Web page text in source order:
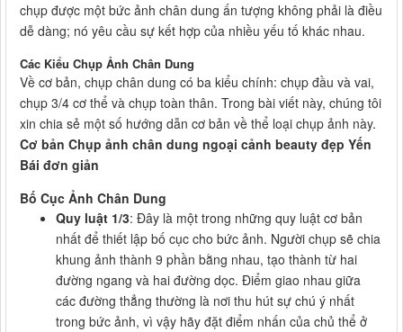
chụp được một bức ảnh chân dung ấn tượng không phải là điều
dễ dàng; nó yêu cầu sự kết hợp của nhiều yếu tố khác nhau.
Các Kiểu Chụp Ảnh Chân Dung
Về cơ bản, chụp chân dung có ba kiểu chính: chụp đầu và vai,
chụp 3/4 cơ thể và chụp toàn thân. Trong bài viết này, chúng tôi
xin chia sẻ một số hướng dẫn cơ bản về thể loại chụp ảnh này.
Cơ bản Chụp ảnh chân dung ngoại cảnh beauty đẹp Yến
Bái đơn giản
Bố Cục Ảnh Chân Dung
Quy luật 1/3: Đây là một trong những quy luật cơ bản
nhất để thiết lập bố cục cho bức ảnh. Người chụp sẽ chia
khung ảnh thành 9 phần bằng nhau, tạo thành từ hai
đường ngang và hai đường dọc. Điểm giao nhau giữa
các đường thẳng thường là nơi thu hút sự chú ý nhất
trong bức ảnh, vì vậy hãy đặt điểm nhấn của chủ thể ở